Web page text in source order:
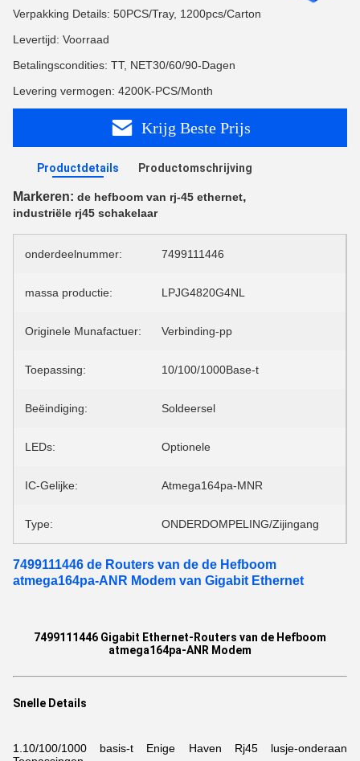
Verpakking Details: 50PCS/Tray, 1200pcs/Carton
Levertijd: Voorraad
Betalingscondities: TT, NET30/60/90-Dagen
Levering vermogen: 4200K-PCS/Month
Krijg Beste Prijs
Productdetails Productomschrijving
Markeren: de hefboom van rj-45 ethernet,
industriële rj45 schakelaar
onderdeelnummer: 7499111446
massa productie: LPJG4820G4NL
Originele Munafactuer: Verbinding-pp
Toepassing: 10/100/1000Base-t
Beëindiging: Soldeersel
LEDs: Optionele
IC-Gelijke: Atmega164pa-MNR
Type: ONDERDOMPELING/Zijingang
7499111446 de Routers van de de Hefboom
atmega164pa-ANR Modem van Gigabit Ethernet
7499111446 Gigabit Ethernet-Routers van de Hefboom
atmega164pa-ANR Modem
Snelle Details
1.10/100/1000 basis-t Enige Haven Rj45 lusje-onderaan